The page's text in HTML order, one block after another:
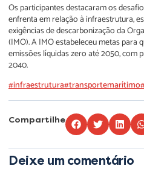
Os participantes destacaram os
enfrenta em relação à infraestrutura,
exigências de descarbonização da
(IMO). A IMO estabeleceu metas
emissões líquidas zero até 2050, com
2040.
#infraestrutura#transportemarítimo
Compartilhe
Deixe um comentário